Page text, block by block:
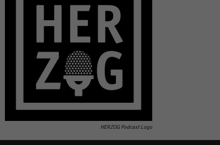
HERZOG Podcast Logo